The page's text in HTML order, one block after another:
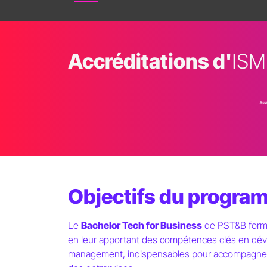
Licence 1 en
Bachelor 2 & 3
2 options :Data
Accréditations d'
Objectifs du
Le Bachelor Tech for Business de PST&B
en leur apportant des compétences clés en
management, indispensables pour